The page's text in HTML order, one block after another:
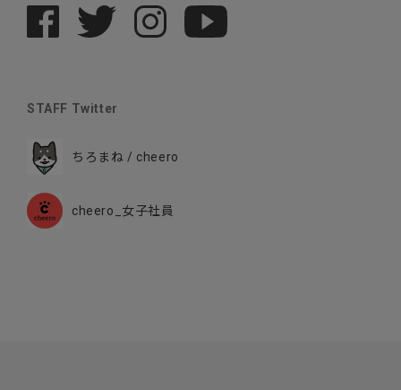
STAFF Twitter
ちろまね / cheero
cheero_女子社員